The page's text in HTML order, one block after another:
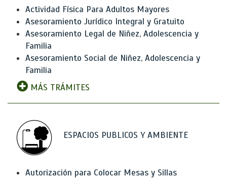
Actividad Física Para Adultos Mayores
Asesoramiento Jurídico Integral y Gratuito
Asesoramiento Legal de Niñez, Adolescencia y
Familia
Asesoramiento Social de Niñez, Adolescencia y
Familia
MÁS TRÁMITES
ESPACIOS PUBLICOS Y AMBIENTE
Autorización para Colocar Mesas y Sillas